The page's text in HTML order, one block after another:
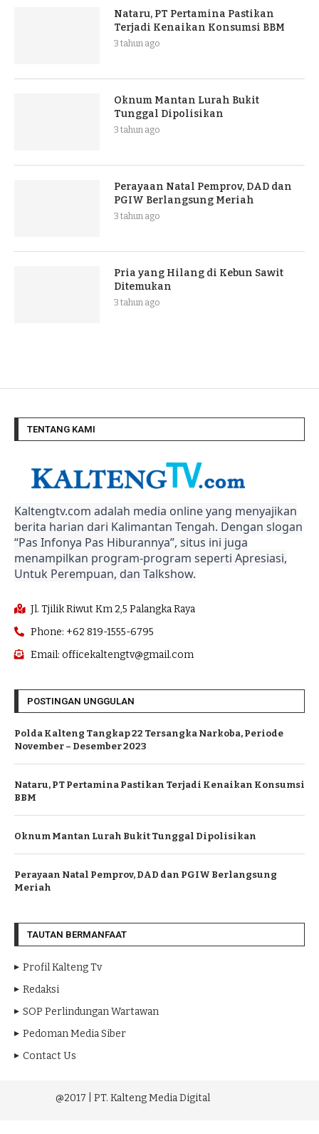
Nataru, PT Pertamina Pastikan
Terjadi Kenaikan Konsumsi BBM
3 tahun ago
Oknum Mantan Lurah Bukit
Tunggal Dipolisikan
3 tahun ago
Perayaan Natal Pemprov, DAD dan
PGIW Berlangsung Meriah
3 tahun ago
Pria yang Hilang di Kebun Sawit
Ditemukan
3 tahun ago
TENTANG KAMI
Kaltengtv.com adalah media online yang menyajikan
berita harian dari Kalimantan Tengah. Dengan slogan
“Pas Infonya Pas Hiburannya”, situs ini juga
menampilkan program-program seperti Apresiasi,
Untuk Perempuan, dan Talkshow.
Jl. Tjilik Riwut Km 2,5 Palangka Raya
Phone: +62 819-1555-6795
Email: officekaltengtv@gmail.com
POSTINGAN UNGGULAN
Polda Kalteng Tangkap 22 Tersangka Narkoba, Periode
November – Desember 2023
Nataru, PT Pertamina Pastikan Terjadi Kenaikan Konsumsi
BBM
Oknum Mantan Lurah Bukit Tunggal Dipolisikan
Perayaan Natal Pemprov, DAD dan PGIW Berlangsung
Meriah
TAUTAN BERMANFAAT
Profil Kalteng Tv
Redaksi
SOP Perlindungan Wartawan
Pedoman Media Siber
Contact Us
@2017 | PT. Kalteng Media Digital